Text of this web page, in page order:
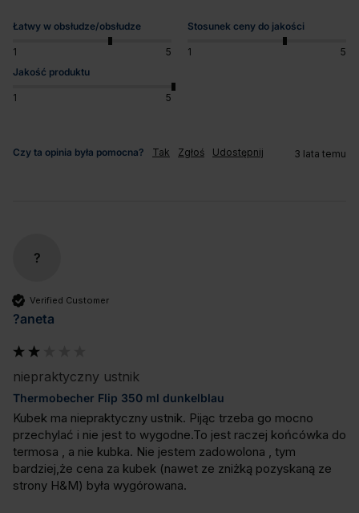
Łatwy w obsłudze/obsłudze
1 5
Stosunek ceny do jakości
1
5
Jakość produktu
1 5
Czy ta opinia była pomocna? Tak Zgłoś Udostępnij 3 lata temu
?
Verified Customer
?aneta
niepraktyczny ustnik
Thermobecher Flip 350 ml dunkelblau
Kubek ma niepraktyczny ustnik. Pijąc trzeba go mocno
przechylać i nie jest to wygodne.To jest raczej końcówka do
termosa , a nie kubka. Nie jestem zadowolona , tym
bardziej,że cena za kubek (nawet ze zniżką pozyskaną ze
strony H&M) była wygórowana.